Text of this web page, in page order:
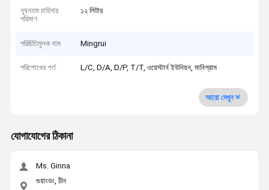
ন্যূনতম চাহিদার
পরিমাণ
১২ লিটার
পরিচিতিমুলক নাম Mingrui
পরিশোধের শর্ত L/C, D/A, D/P, T/T, ওয়েস্টার্ন ইউনিয়ন, মানিগ্রাম
আরো দেখুন
যোগাযোগের ঠিকানা
Ms. Ginna
গুয়াংডং, চীন